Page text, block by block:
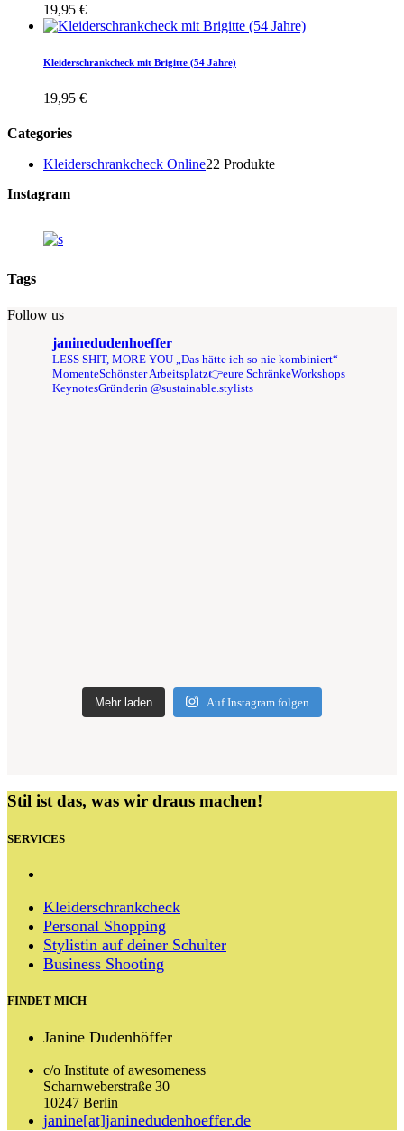
19,95 €
Kleiderschrankcheck mit Brigitte (54 Jahre)
19,95 €
Categories
Kleiderschrankcheck Online22 Produkte
Instagram
Tags
Follow us
janinedudenhoeffer
LESS SHIT, MORE YOU „Das hätte ich so nie kombiniert“
MomenteSchönster Arbeitsplatz👉eure SchränkeWorkshops
KeynotesGründerin @sustainable.stylists
Mehr laden Auf Instagram folgen
Stil ist das, was wir draus machen!
SERVICES
Kleiderschrankcheck
Personal Shopping
Stylistin auf deiner Schulter
Business Shooting
FINDET MICH
Janine Dudenhöffer
c/o Institute of awesomeness
Scharnweberstraße 30
10247 Berlin
janine[at]janinedudenhoeffer.de